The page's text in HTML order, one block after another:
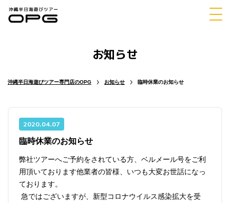
シュノーケリング 体験 ダイビング
マリンスポーツ
お知らせ
沖縄半日海遊びツアー専門店のOPG お知らせ 臨時休業のお知らせ
2020.04.07
臨時休業のお知らせ
弊社ツアーへご予約をされている方、ベルメール号をご利
用頂いております他業者の皆様、いつも大変お世話になっ
ております。
急ではございますが、新型コロナウイルス感染拡大を受